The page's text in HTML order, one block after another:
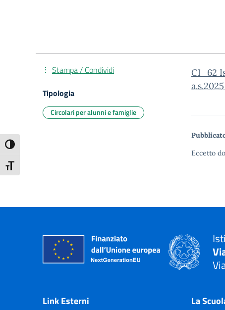
Attiva/disattiva alto contrasto
Attiva/disattiva dimensione testo
CI_62
Eccetto
Stampa / Condividi
Tipologia
Circolari per alunni e famiglie
Link Esterni La